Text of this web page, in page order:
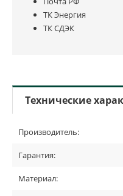
ТК Энергия
ТК СДЭК
Технические
Производитель:
Гарантия:
Материал: